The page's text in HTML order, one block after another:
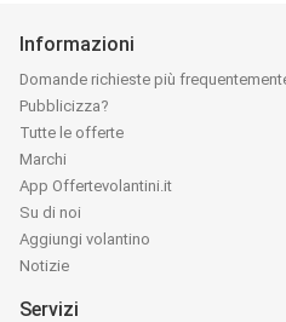
Informazioni
Domande richieste più
Pubblicizza?
Tutte le offerte
Marchi
App Offertevolantini.it
Su di noi
Aggiungi volantino
Notizie
Servizi